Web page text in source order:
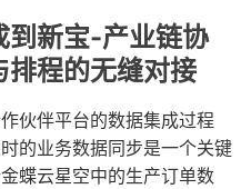
到新宝-产业链协
排程的无缝对接
伙伴平台的数据集成过程
的业务数据同步是一个关键
蝶云星空中的生产订单数